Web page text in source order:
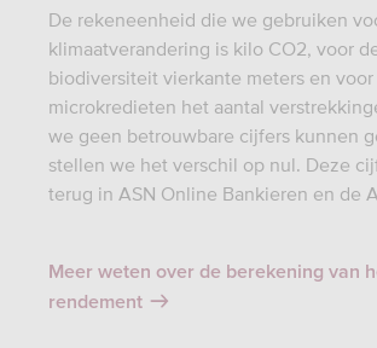
De rekeneenheid die we gebruiken
klimaatverandering is kilo CO2, voor
biodiversiteit vierkante meters en voor
microkredieten het aantal
we geen betrouwbare cijfers kunnen
stellen we het verschil op nul. Deze
terug in ASN Online Bankieren en de
Meer weten over de berekening van
rendement